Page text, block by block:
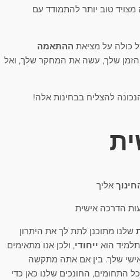
טוב יותר להתמודד עם
כולה על מציאת ההתאמה
שלך, עשה את המחקר שלך, ואל
להצליח בבחינות אלה!
אליך
הדרכה אישית
שלנו מתוכנן לתת לך את היתרון
הוא ייחודי, ולכן אנו מתאימים
שלך. בין אם אתה מתקשה
התחומים, החונכים שלנו כאן כדי